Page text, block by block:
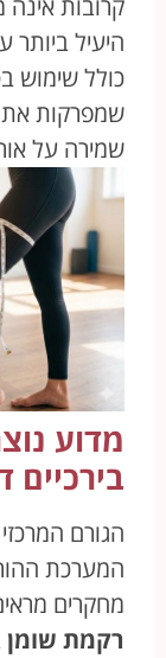
קרובות אינה
היעיל ביותר
כולל שימוש
שמפרקות את
שמירה על
מדוע
בירכיים
הגורם
המערכת
מחקרים
רקמת שומן